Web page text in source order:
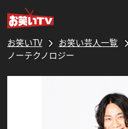
お笑いTV お笑い芸人一覧
ノーテクノロジー